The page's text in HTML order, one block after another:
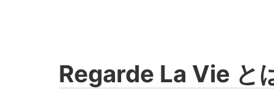
Regarde La Vie と